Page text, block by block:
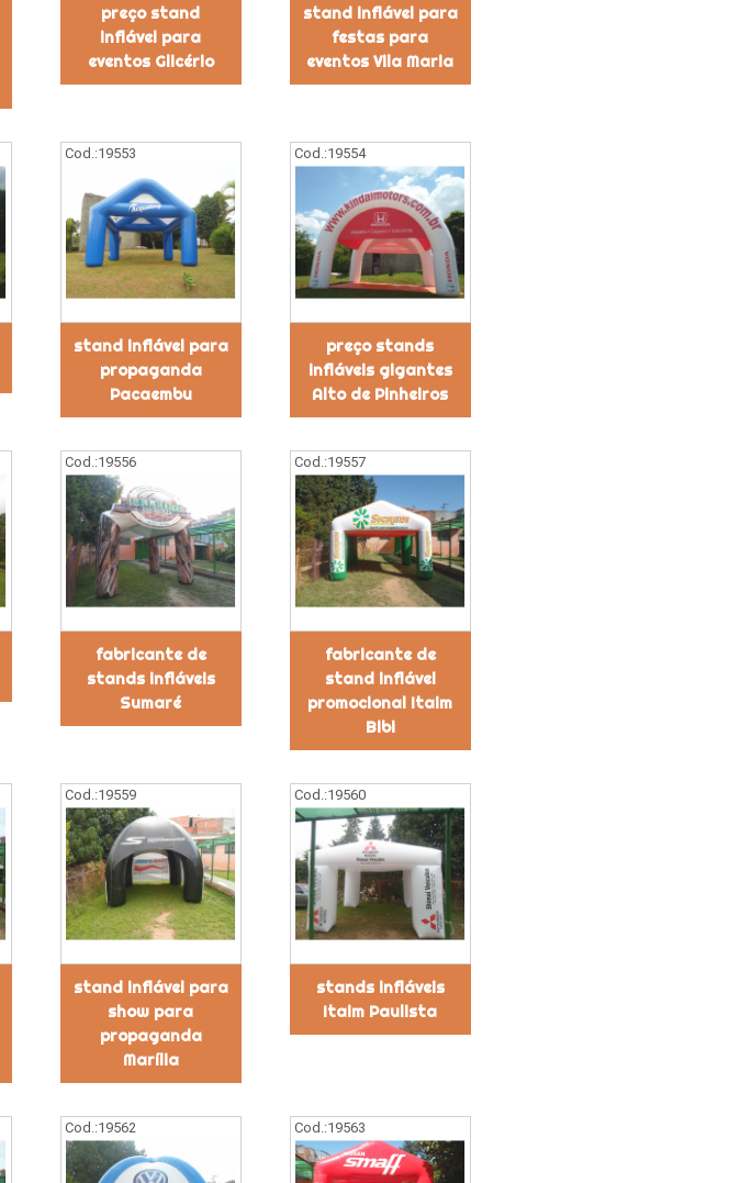
preço stand
inflável para
eventos Glicério
stand inflável para
festas para
eventos Vila Maria
Cod.:19553
stand inflável para
propaganda
Pacaembu
Cod.:19554
preço stands
infláveis gigantes
Alto de Pinheiros
Cod.:19556
fabricante de
stands infláveis
Sumaré
Cod.:19557
fabricante de
stand inflável
promocional Itaim
Bibi
Cod.:19559
stand inflável para
show para
propaganda
Marília
Cod.:19560
stands infláveis
Itaim Paulista
Cod.:19562 Cod.:19563